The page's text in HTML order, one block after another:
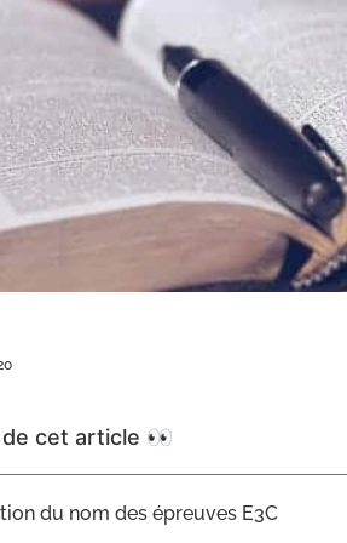
cet article 👀
du nom des épreuves E3C